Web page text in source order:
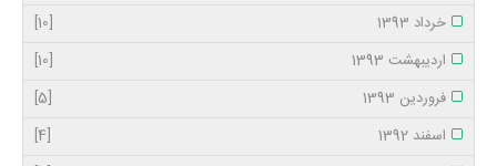
خرداد 1393
[10]
اردیبهشت 1393
[10]
فروردین 1393
[5]
اسفند 1392
[4]